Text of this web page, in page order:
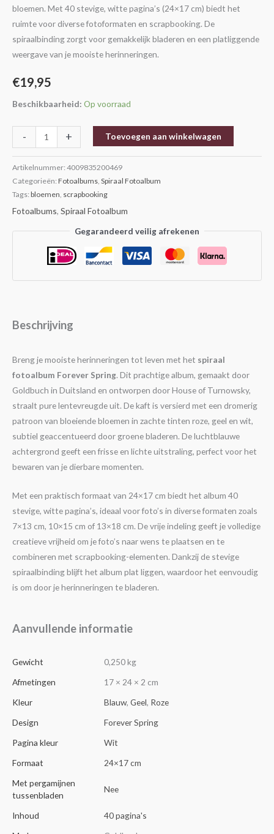
bloemen. Met 40 stevige, witte pagina’s (24×17 cm) biedt het
ruimte voor diverse fotoformaten en scrapbooking. De
spiraalbinding zorgt voor gemakkelijk bladeren en een platliggende
weergave van je mooiste herinneringen.
€19,95
Beschikbaarheid: Op voorraad
- + Toevoegen aan winkelwagen
Artikelnummer: 4009835200469
Categorieën: Fotoalbums Spiraal Fotoalbum
Tags: bloemen scrapbooking
Fotoalbums, Spiraal Fotoalbum
Gegarandeerd veilig afrekenen
Beschrijving
Breng je mooiste herinneringen tot leven met het spiraal
fotoalbum Forever Spring. Dit prachtige album, gemaakt door
Goldbuch in Duitsland en ontworpen door House of Turnowsky,
straalt pure lentevreugde uit. De kaft is versierd met een dromerig
patroon van bloeiende bloemen in zachte tinten roze, geel en wit,
subtiel geaccentueerd door groene bladeren. De luchtblauwe
achtergrond geeft een frisse en lichte uitstraling, perfect voor het
bewaren van je dierbare momenten.
Met een praktisch formaat van 24×17 cm biedt het album 40
stevige, witte pagina’s, ideaal voor foto’s in diverse formaten zoals
7×13 cm, 10×15 cm of 13×18 cm. De vrije indeling geeft je volledige
creatieve vrijheid om je foto’s naar wens te plaatsen en te
combineren met scrapbooking-elementen. Dankzij de stevige
spiraalbinding blijft het album plat liggen, waardoor het eenvoudig
is om door je herinneringen te bladeren.
Aanvullende informatie
Gewicht
0,250 kg
Afmetingen
17 × 24 × 2 cm
Kleur
Blauw, Geel, Roze
Design
Forever Spring
Pagina kleur
Wit
Formaat
24×17 cm
Met pergamijnen
tussenbladen
Nee
Inhoud
40 pagina's